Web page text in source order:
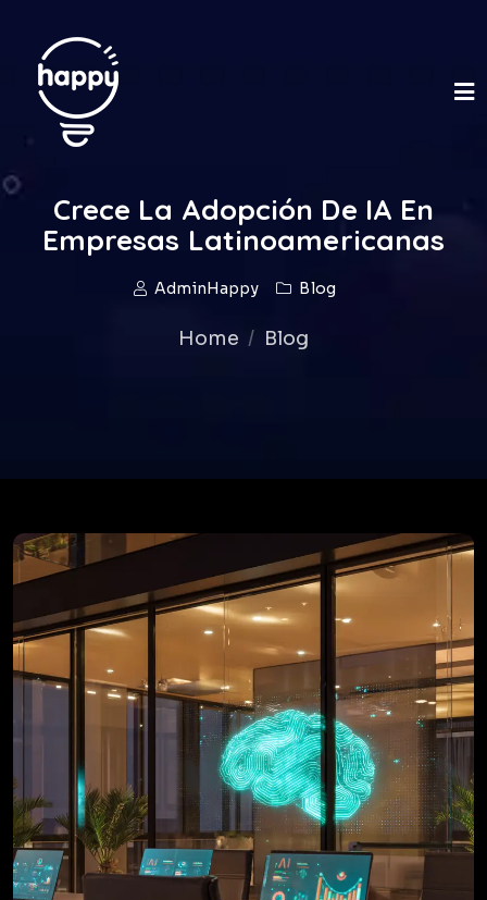
Crece La Adopción De IA En
Empresas Latinoamericanas
AdminHappy Blog
Home Blog